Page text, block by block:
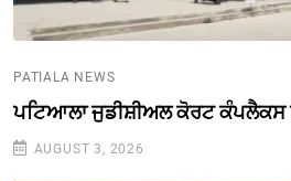
PATIALA NEWS
ਪਟਿਆਲਾ ਜੁਡੀਸ਼ੀਅਲ ਕੋਰਟ ਕੰਪਲੈਕਸ
AUGUST 3, 2026